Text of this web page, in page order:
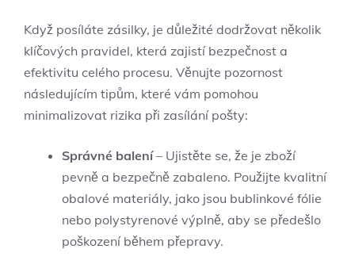
Když posíláte zásilky, je důležité dodržovat několik
klíčových pravidel, která zajistí bezpečnost a
efektivitu celého procesu. Věnujte pozornost
následujícím tipům, které vám pomohou
minimalizovat rizika při zasílání pošty:
Správné balení– Ujistěte se, že je zboží
pevně a bezpečně zabaleno. Použijte kvalitní
obalové materiály, jako jsou bublinkové fólie
nebo polystyrenové výplně, aby se předešlo
poškození během přepravy.